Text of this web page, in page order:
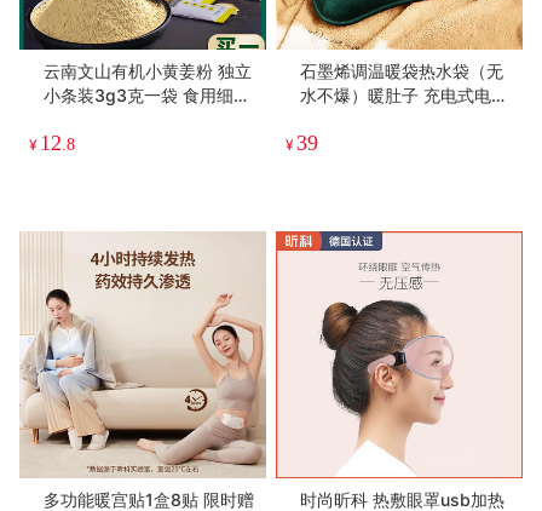
云南文山有机小黄姜粉 独立
小条装3g3克一袋 食用细25
饮调料 咖啡茶饮伴侣
¥ 12 .8
石墨烯调温暖袋热水袋（无
水不爆）暖肚子 充电式电暖
¥39
多功能暖宫贴1盒8贴 限时赠
时尚昕科 热敷眼罩usb加热